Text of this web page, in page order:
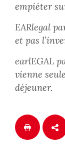
empiéter
EARlegal
et pas
earlEGAL
vienne
déjeuner.